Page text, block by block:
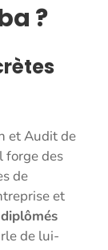
?
et Audit de
forge des
de
et
de lui-